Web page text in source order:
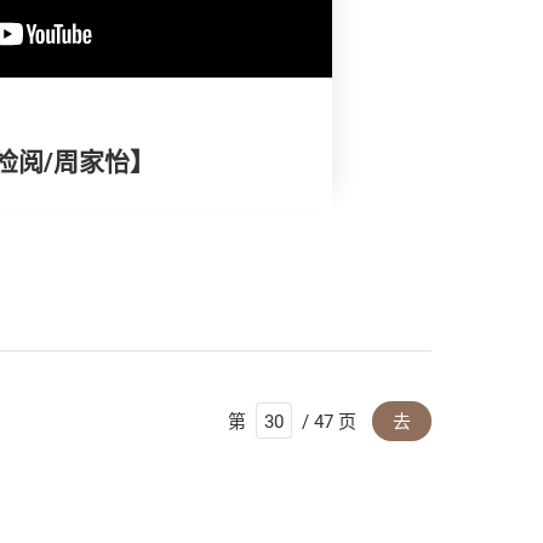
阅/周家怡】
第 / 47 页 去